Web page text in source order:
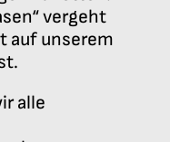
vergeht
auf unserem
alle